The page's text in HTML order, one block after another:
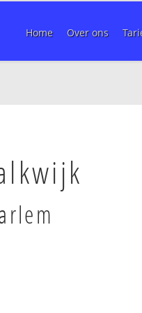
Home Over ons